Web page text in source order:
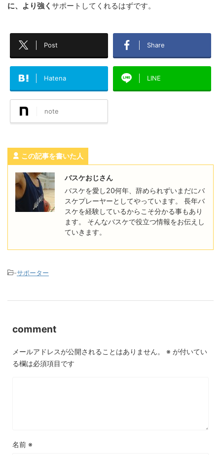
に、より強く サポートしてくれるはずです。
Post Share
Hatena LINE
note
この記事を書いた人
バスケおじさん
バスケを愛し20何年、辞められずいまだにバ
スケプレーヤーとしてやっています。 長年バ
スケを経験しているからこそ分かる事もあり
ます。 そんなバスケで役立つ情報をお伝えし
ていきます。
-サポーター
comment
メールアドレスが公開されることはありません。 ※ が付いてい
る欄は必須項目です
名前 ※